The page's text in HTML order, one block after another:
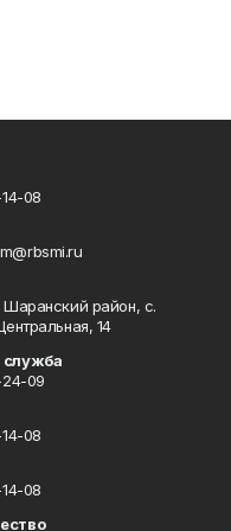
08
район, с.
14
служба
09
08
08